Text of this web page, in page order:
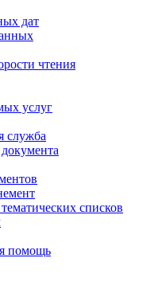
дат
чтения
услуг
служба
списков
помощь